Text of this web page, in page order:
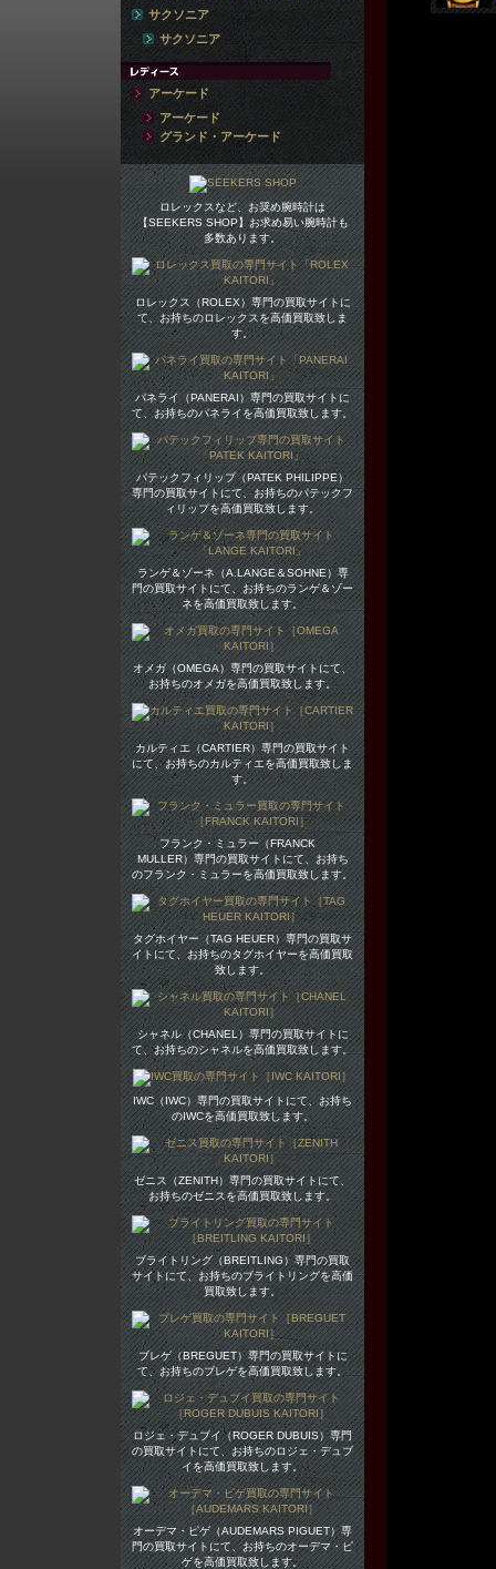
サクソニア
サクソニア
アーケード
アーケード
グランド・アーケード
ロレックスなど、お奨め腕時計は
【SEEKERS SHOP】お求め易い腕時計も
多数あります。
ロレックス（ROLEX）専門の買取サイトに
て、お持ちのロレックスを高価買取致しま
す。
パネライ（PANERAI）専門の買取サイトに
て、お持ちのパネライを高価買取致します。
パテックフィリップ（PATEK PHILIPPE）
専門の買取サイトにて、お持ちのパテックフ
ィリップを高価買取致します。
ランゲ＆ゾーネ（A.LANGE＆SOHNE）専
門の買取サイトにて、お持ちのランゲ＆ゾー
ネを高価買取致します。
オメガ（OMEGA）専門の買取サイトにて、
お持ちのオメガを高価買取致します。
カルティエ（CARTIER）専門の買取サイト
にて、お持ちのカルティエを高価買取致しま
す。
フランク・ミュラー（FRANCK
MULLER）専門の買取サイトにて、お持ち
のフランク・ミュラーを高価買取致します。
タグホイヤー（TAG HEUER）専門の買取サ
イトにて、お持ちのタグホイヤーを高価買取
致します。
シャネル（CHANEL）専門の買取サイトに
て、お持ちのシャネルを高価買取致します。
IWC（IWC）専門の買取サイトにて、お持ち
のIWCを高価買取致します。
ゼニス（ZENITH）専門の買取サイトにて、
お持ちのゼニスを高価買取致します。
ブライトリング（BREITLING）専門の買取
サイトにて、お持ちのブライトリングを高価
買取致します。
ブレゲ（BREGUET）専門の買取サイトに
て、お持ちのブレゲを高価買取致します。
ロジェ・デュブイ（ROGER DUBUIS）専門
の買取サイトにて、お持ちのロジェ・デュブ
イを高価買取致します。
オーデマ・ピゲ（AUDEMARS PIGUET）専
門の買取サイトにて、お持ちのオーデマ・ピ
ゲを高価買取致します。